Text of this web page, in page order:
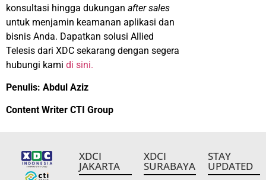
konsultasi hingga dukungan after sales
untuk menjamin keamanan aplikasi dan
bisnis Anda. Dapatkan solusi Allied
Telesis dari XDC sekarang dengan segera
hubungi kami di sini.
Penulis: Abdul Aziz
Content Writer CTI Group
XDCI
JAKARTA
XDCI
SURABAYA
STAY
UPDATED